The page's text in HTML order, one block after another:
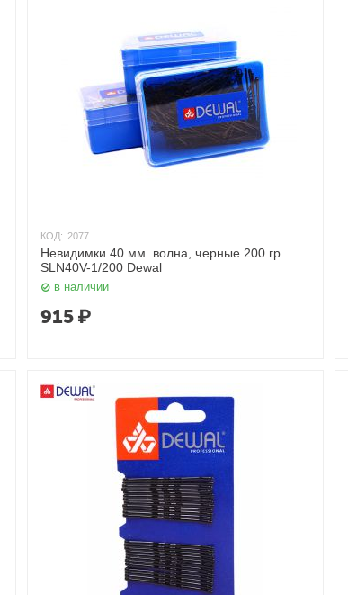
КОД: 2077
Невидимки 40 мм. волна, черные 200 гр.
SLN40V-1/200 Dewal
в наличии
915 ₽